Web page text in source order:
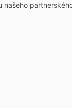
našeho